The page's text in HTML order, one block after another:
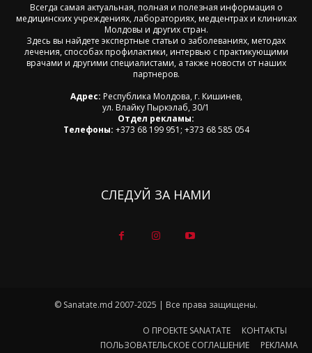
Всегда самая актуальная, полная и полезная информация о
медицинских учреждениях, лабораториях, медцентрах и клиниках
Молдовы и других стран.
Здесь вы найдете экспертные статьи о заболеваниях, методах
лечения, способах профилактики, интервью с практикующими
врачами и другими специалистами, а также новости от наших
партнеров.
Адрес: Республика Молдова, г. Кишинев,
ул. Влайку Пыркэлаб, 30/1
Отдел рекламы:
Телефоны: +373 68 199 951; +373 68 585 054
СЛЕДУЙ ЗА НАМИ
© Sanatate.md 2007-2025 | Все права защищены.
О ПРОЕКТЕ SANATATE
КОНТАКТЫ
ПОЛЬЗОВАТЕЛЬСКОЕ СОГЛАШЕНИЕ
РЕКЛАМА